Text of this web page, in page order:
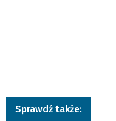
Sprawdź także: